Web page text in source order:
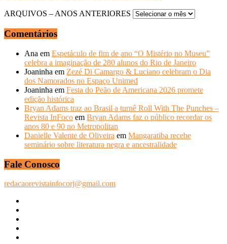
ARQUIVOS – ANOS ANTERIORES
Comentários
Ana em Espetáculo de fim de ano “O Mistério no Museu”
celebra a imaginação de 280 alunos do Rio de Janeiro
Joaninha em Zezé Di Camargo & Luciano celebram o Dia
dos Namorados no Espaço Unimed
Joaninha em Festa do Peão de Americana 2026 promete
edição histórica
Bryan Adams traz ao Brasil a turnê Roll With The Punches –
Revista InFoco em Bryan Adams faz o público recordar os
anos 80 e 90 no Metropolitan
Danielle Valente de Oliveira em Mangaratiba recebe
seminário sobre literatura negra e ancestralidade
Fale Conosco
redacaorevistainfocorj@gmail.com